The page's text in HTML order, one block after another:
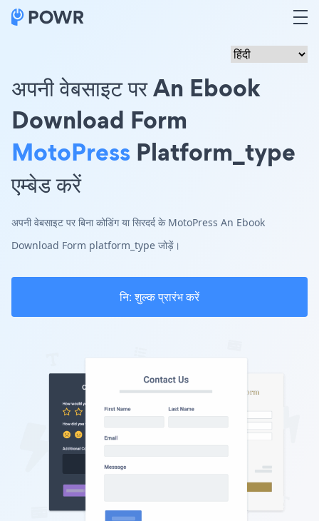
अपनी वेबसाइट पर An Ebook
Download Form
MotoPress Platform_type
एम्बेड करें
अपनी वेबसाइट पर बिना कोडिंग या सिरदर्द के MotoPress An Ebook
Download Form platform_type जोड़ें।
नि: शुल्क प्रारंभ करें